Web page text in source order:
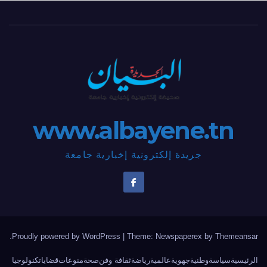
www.albayene.tn
جريدة إلكترونية إخبارية جامعة
Proudly powered by WordPress | Theme: Newspaperex by Themeansar
الرئيسيةسياسةوطنيةجهويةعالميةرياضةثقافة وفنصحةمنوعاتقضاياتكنولوجيا